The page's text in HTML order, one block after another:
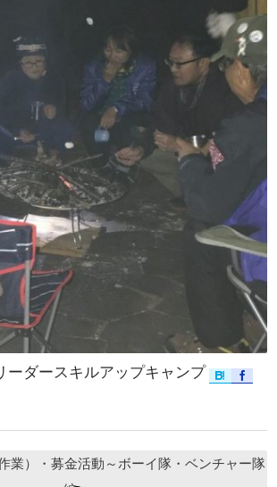
ーダースキルアップキャンプ